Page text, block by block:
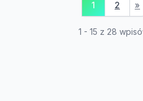
1 2 »
1 - 15 z 28